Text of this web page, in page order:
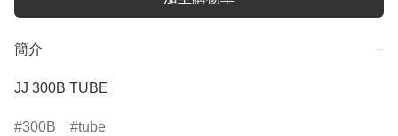
簡介 −
JJ 300B TUBE
300B tube